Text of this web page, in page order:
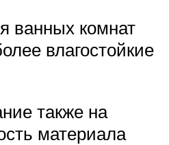
ванных комнат
влагостойкие
также на
материала